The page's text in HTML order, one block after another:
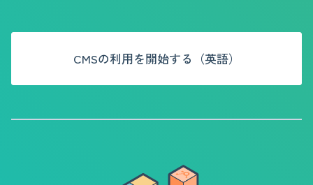
CMSの利用を開始する（英語）